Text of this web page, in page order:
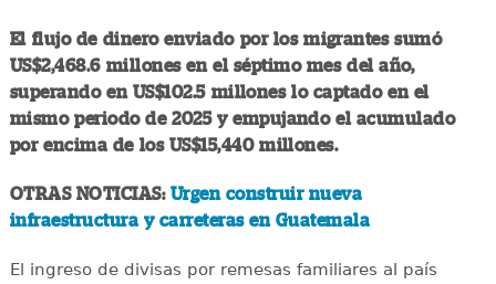
El flujo de dinero enviado por los migrantes sumó
US$2,468.6 millones en el séptimo mes del año,
superando en US$102.5 millones lo captado en el
mismo periodo de 2025 y empujando el acumulado
por encima de los US$15,440 millones.
OTRAS NOTICIAS: Urgen construir nueva
infraestructura y carreteras en Guatemala
El ingreso de divisas por remesas familiares al país